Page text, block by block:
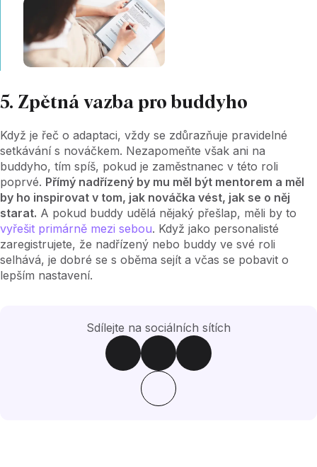
5. Zpětná vazba pro buddyho
Když je řeč o adaptaci, vždy se zdůrazňuje pravidelné
setkávání s nováčkem. Nezapomeňte však ani na
buddyho, tím spíš, pokud je zaměstnanec v této roli
poprvé. Přímý nadřízený by mu měl být mentorem a měl
by ho inspirovat v tom, jak nováčka vést, jak se o něj
starat. A pokud buddy udělá nějaký přešlap, měli by to
vyřešit primárně mezi sebou. Když jako personalisté
zaregistrujete, že nadřízený nebo buddy ve své roli
selhává, je dobré se s oběma sejít a včas se pobavit o
lepším nastavení.
Sdílejte na sociálních sítích